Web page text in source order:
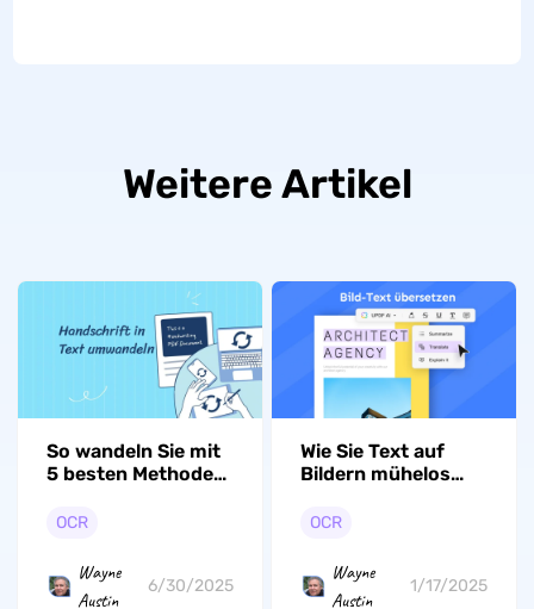
Weitere Artikel
So wandeln Sie mit
5 besten Methoden
um
OCR
Wayne
Austin
6/30/2025
Wie Sie Text auf
Bildern mühelos
OCR
Wayne
Austin
1/17/2025